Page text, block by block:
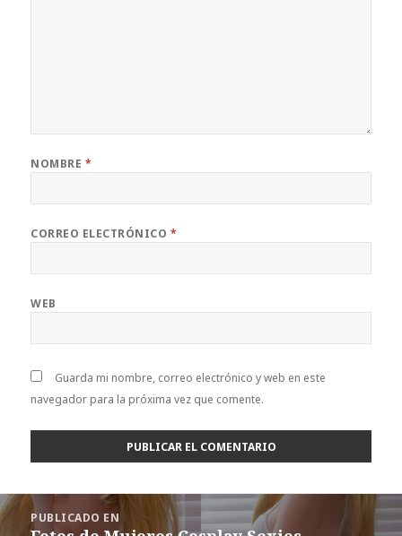
NOMBRE *
CORREO ELECTRÓNICO *
WEB
Guarda mi nombre, correo electrónico y web en este
navegador para la próxima vez que comente.
Navegación
PUBLICADO EN